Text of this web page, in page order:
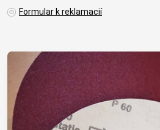
Formular k reklamacií